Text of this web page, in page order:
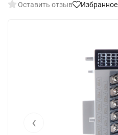
Оставить отзыв Избранное
‹